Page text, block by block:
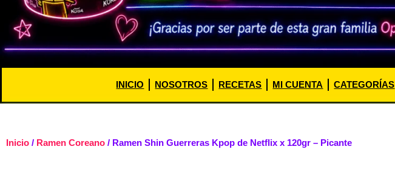
INICIO NOSOTROS RECETAS MI CUENTA CATEGORÍAS
Inicio / Ramen Coreano / Ramen Shin Guerreras Kpop de Netflix x 120gr – Picante